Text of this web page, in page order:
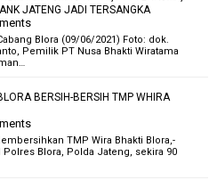
JATENG JADI TERSANGKA
Blora (09/06/2021) Foto: dok.
Pemilik PT Nusa Bhakti Wiratama
BERSIH-BERSIH TMP WHIRA
TMP Wira Bhakti Blora,-
Blora, Polda Jateng, sekira 90